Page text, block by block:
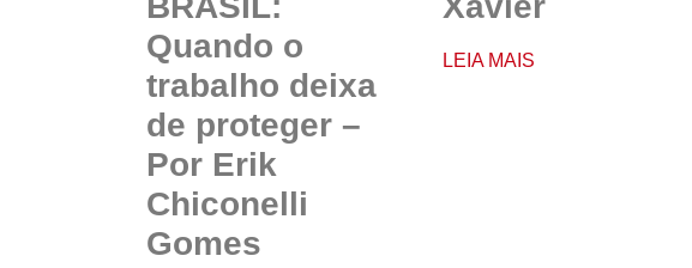
Quando o
trabalho deixa
de proteger –
Por Erik
Chiconelli
Gomes
LEIA MAIS